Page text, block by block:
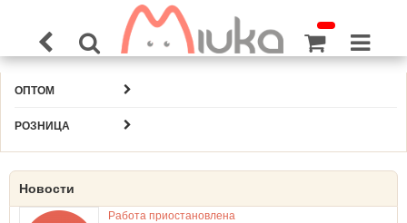
ОПТОМ
РОЗНИЦА
Новости
Работа приостановлена